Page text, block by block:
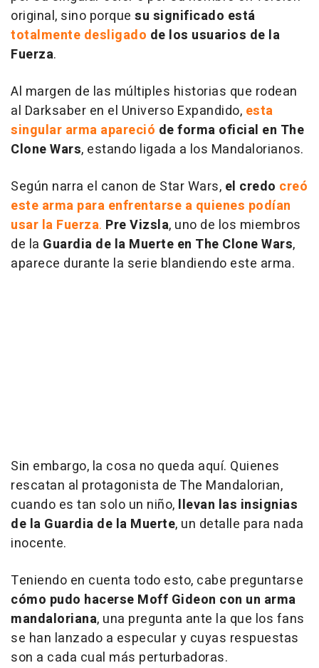
original, sino porque su significado está
totalmente desligado de los usuarios de la
Fuerza.
Al margen de las múltiples historias que rodean
al Darksaber en el Universo Expandido, esta
singular arma apareció de forma oficial en The
Clone Wars, estando ligada a los Mandalorianos.
Según narra el canon de Star Wars, el credo creó
este arma para enfrentarse a quienes podían
usar la Fuerza. Pre Vizsla, uno de los miembros
de la Guardia de la Muerte en The Clone Wars,
aparece durante la serie blandiendo este arma.
Sin embargo, la cosa no queda aquí. Quienes
rescatan al protagonista de The Mandalorian,
cuando es tan solo un niño, llevan las insignias
de la Guardia de la Muerte, un detalle para nada
inocente.
Teniendo en cuenta todo esto, cabe preguntarse
cómo pudo hacerse Moff Gideon con un arma
mandaloriana, una pregunta ante la que los fans
se han lanzado a especular y cuyas respuestas
son a cada cual más perturbadoras.